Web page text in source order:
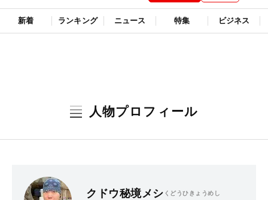
新着 ランキング ニュース 特集 ビジネス
人物プロフィール
クドウ秘境メシ くどうひきょうめし